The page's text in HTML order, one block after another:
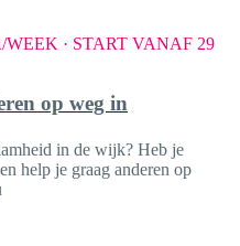
· START VANAF 29
op weg in
in de wijk? Heb je
help je graag anderen op